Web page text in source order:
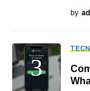
by